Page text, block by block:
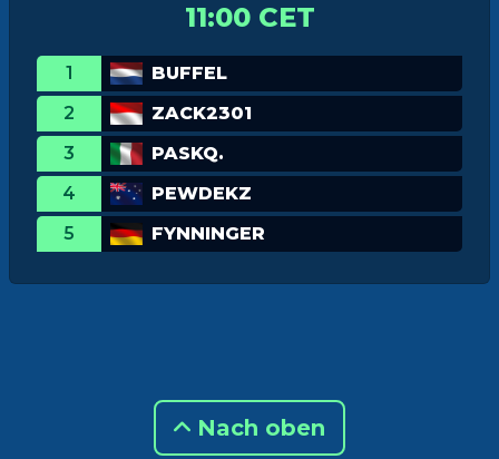
11:00 CET
1
BUFFEL
2
ZACK2301
3
PASKQ.
4
PEWDEKZ
5
FYNNINGER
Nach oben